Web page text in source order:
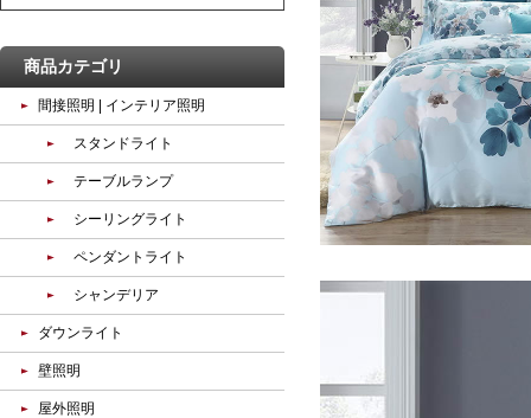
商品カテゴリ
間接照明 | インテリア照明
スタンドライト
テーブルランプ
シーリングライト
ペンダントライト
シャンデリア
ダウンライト
壁照明
屋外照明